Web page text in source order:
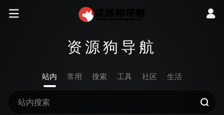
资源狗导航
站内 常用 搜索 工具 社区 生活